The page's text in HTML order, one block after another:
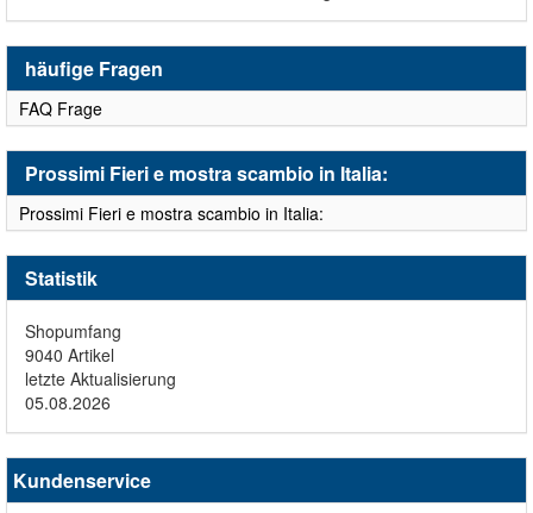
häufige Fragen
FAQ Frage
Prossimi Fieri e mostra scambio in Italia:
Prossimi Fieri e mostra scambio in Italia:
Statistik
Shopumfang
9040 Artikel
letzte Aktualisierung
05.08.2026
Kundenservice